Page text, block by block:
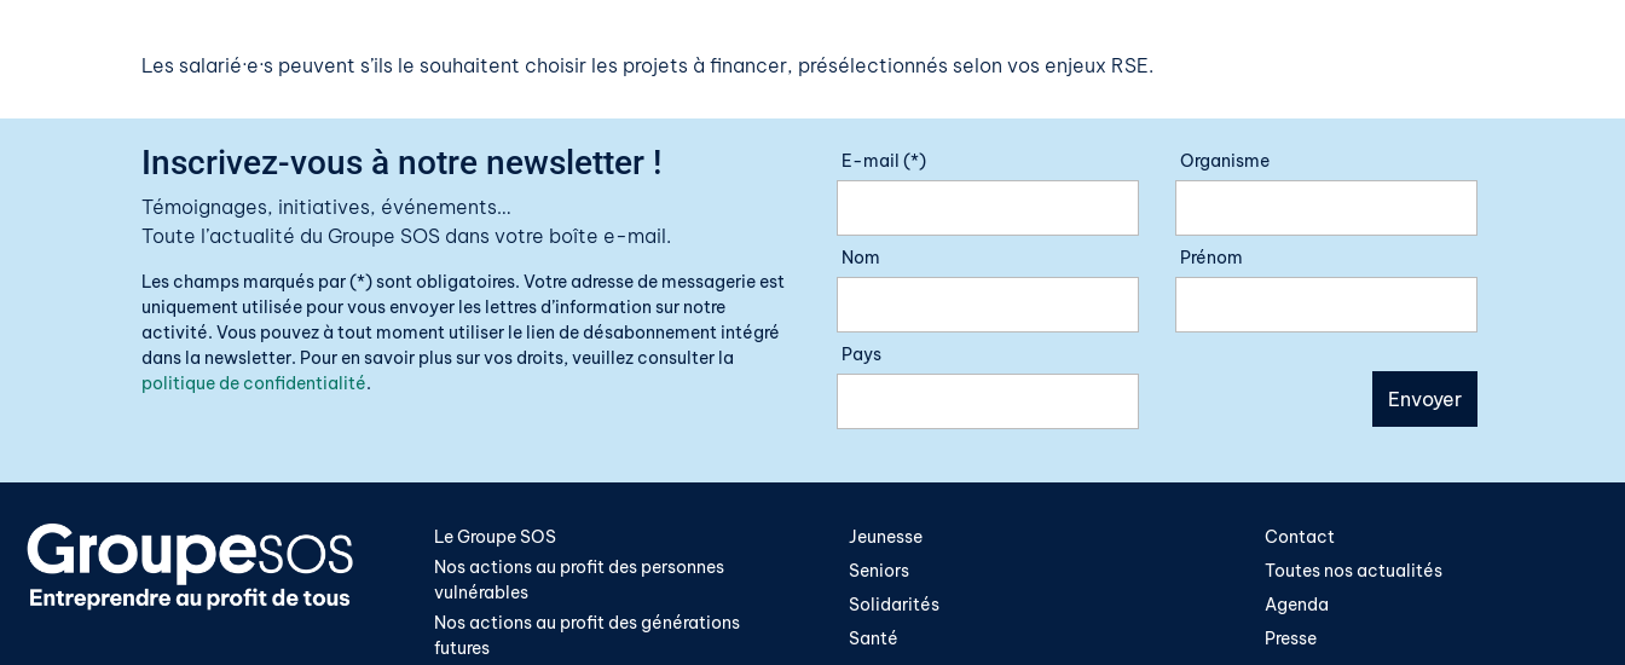
Les salarié·e·s peuvent s’ils le souhaitent choisir les projets à financer, présélectionnés selon vos enjeux RSE.
Inscrivez-vous à notre newsletter !
Témoignages, initiatives, événements…
Toute l’actualité du Groupe SOS dans votre boîte e-mail.
Les champs marqués par (*) sont obligatoires. Votre adresse de messagerie est
uniquement utilisée pour vous envoyer les lettres d’information sur notre
activité. Vous pouvez à tout moment utiliser le lien de désabonnement intégré
dans la newsletter. Pour en savoir plus sur vos droits, veuillez consulter la
politique de confidentialité.
E-mail (*) Organisme
Nom Prénom
Pays
Le Groupe SOS
Nos actions au profit des personnes
vulnérables
Nos actions au profit des générations
futures
Jeunesse
Seniors
Solidarités
Santé
Contact
Toutes nos actualités
Agenda
Presse